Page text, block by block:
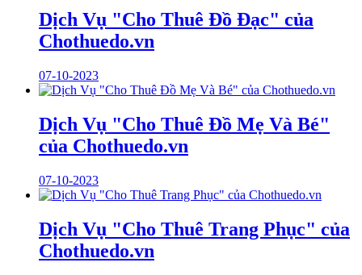
Dịch Vụ "Cho Thuê Đồ Đạc" của
Chothuedo.vn
07-10-2023
Dịch Vụ "Cho Thuê Đồ Mẹ Và Bé"
của Chothuedo.vn
07-10-2023
Dịch Vụ "Cho Thuê Trang Phục" của
Chothuedo.vn